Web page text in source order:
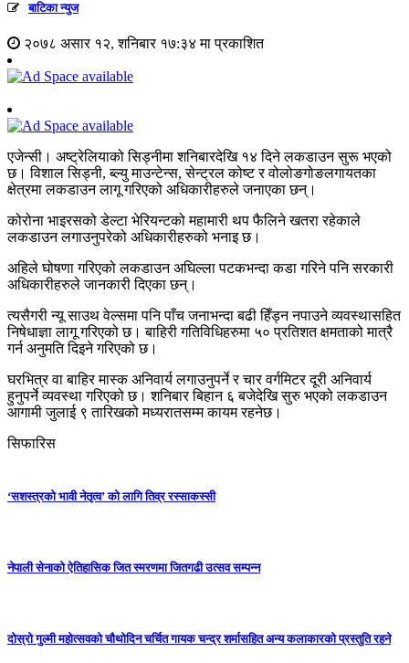
बाटिका न्युज
२०७८ असार १२, शनिबार १७:३४ मा प्रकाशित
एजेन्सी। अष्ट्रेलियाको सिड्नीमा शनिबारदेखि १४ दिने लकडाउन सुरू भएको
छ। विशाल सिड्नी, ब्ल्यु माउन्टेन्स, सेन्ट्रल कोष्ट र वोलोङगोङलगायतका
क्षेत्रमा लकडाउन लागू गरिएको अधिकारीहरुले जनाएका छन्।
कोरोना भाइरसको डेल्टा भेरियन्टको महामारी थप फैलिने खतरा रहेकाले
लकडाउन लगाउनुपरेको अधिकारीहरुको भनाइ छ।
अहिले घोषणा गरिएको लकडाउन अघिल्ला पटकभन्दा कडा गरिने पनि सरकारी
अधिकारीहरुले जानकारी दिएका छन्।
त्यसैगरी न्यू साउथ वेल्समा पनि पाँच जनाभन्दा बढी हिँड्न नपाउने व्यवस्थासहित
निषेधाज्ञा लागू गरिएको छ। बाहिरी गतिविधिहरुमा ५० प्रतिशत क्षमताको मात्रै
गर्न अनुमति दिइने गरिएको छ।
घरभित्र वा बाहिर मास्क अनिवार्य लगाउनुपर्ने र चार वर्गमिटर दूरी अनिवार्य
हुनुपर्ने व्यवस्था गरिएको छ। शनिबार बिहान ६ बजेदेखि सुरु भएको लकडाउन
आगामी जुलाई ९ तारिखको मध्यरातसम्म कायम रहनेछ।
सिफारिस
‘सशस्त्रको भावी नेतृत्व’ को लागि तिव्र रस्साकस्सी
नेपाली सेनाको ऐतिहासिक जित स्मरणमा जितगढी उत्सव सम्पन्न
दोस्रो गुल्मी महोत्सवको चौथोदिन चर्चित गायक चन्द्र शर्मासहित अन्य कलाकारको प्रस्तुति रहने